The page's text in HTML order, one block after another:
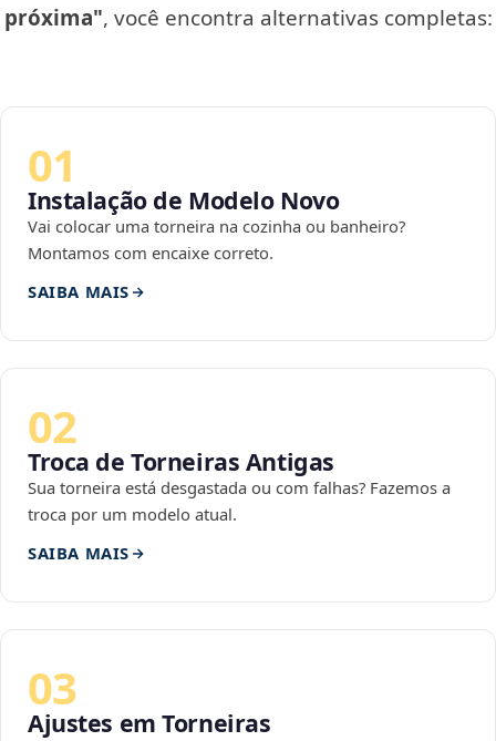
próxima", você encontra alternativas completas:
01
Instalação de Modelo Novo
Vai colocar uma torneira na cozinha ou banheiro?
Montamos com encaixe correto.
SAIBA MAIS
02
Troca de Torneiras Antigas
Sua torneira está desgastada ou com falhas? Fazemos a
troca por um modelo atual.
SAIBA MAIS
03
Ajustes em Torneiras